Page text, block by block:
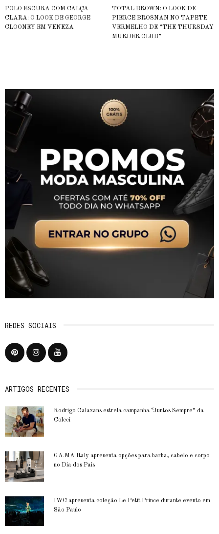
POLO ESCURA COM CALÇA
CLARA: O LOOK DE GEORGE
CLOONEY EM VENEZA
TOTAL BROWN: O LOOK DE
PIERCE BROSNAN NO TAPETE
VERMELHO DE “THE THURSDAY
MURDER CLUB”
REDES SOCIAIS
ARTIGOS RECENTES
Rodrigo Calazans estrela campanha “Juntos Sempre” da
Colcci
GA.MA Italy apresenta opções para barba, cabelo e corpo
no Dia dos Pais
IWC apresenta coleção Le Petit Prince durante evento em
São Paulo